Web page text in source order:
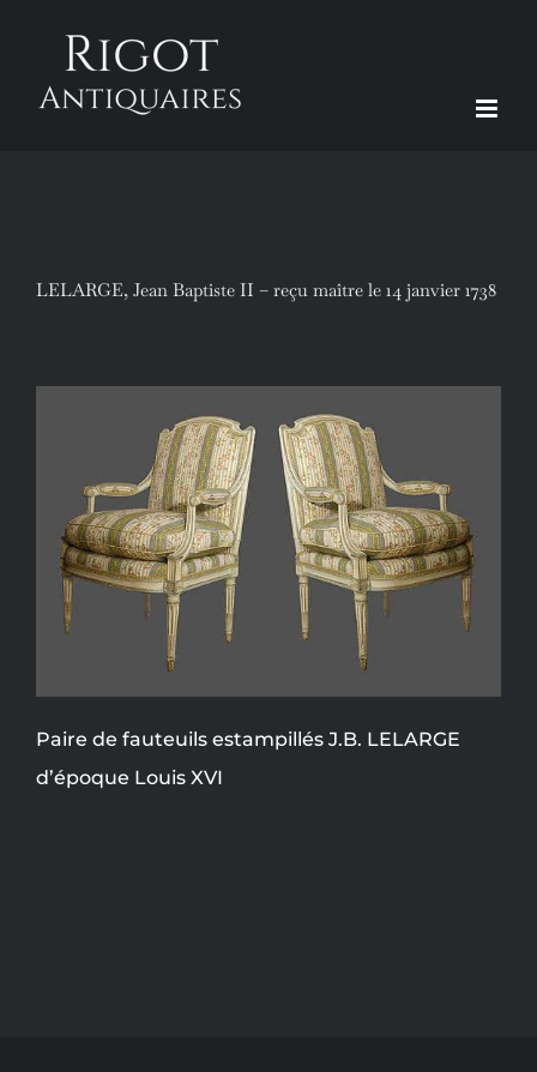
contenu
LELARGE, Jean Baptiste II – reçu maître le 14 janvier 1738
Paire de fauteuils estampillés J.B. LELARGE
d’époque Louis XVI